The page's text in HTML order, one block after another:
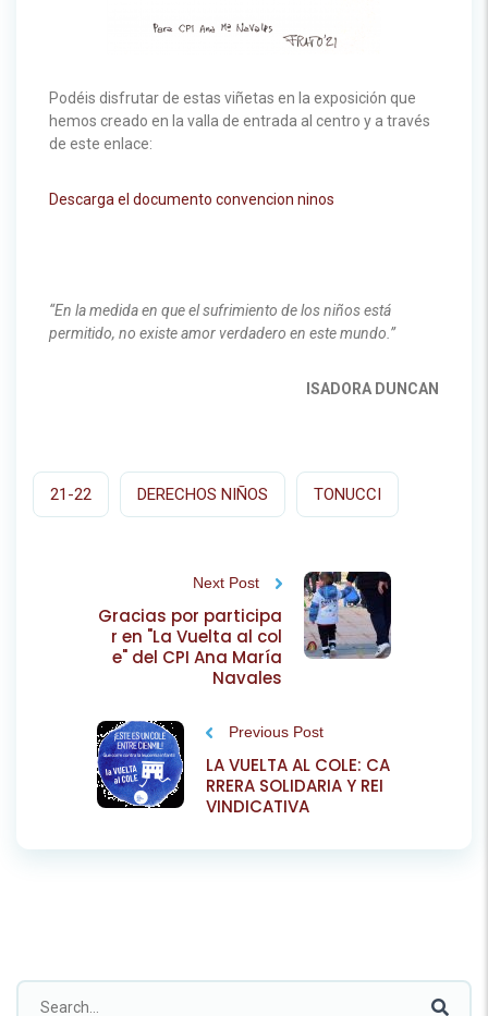
Podéis disfrutar de estas viñetas en la exposición que
hemos creado en la valla de entrada al centro y a través
de este enlace:
Descarga el documento convencion ninos
“En la medida en que el sufrimiento de los niños está
permitido, no existe amor verdadero en este mundo.”
ISADORA DUNCAN
21-22 DERECHOS NIÑOS TONUCCI
Previous Post
LA VUELTA AL COLE: CA
RRERA SOLIDARIA Y REI
VINDICATIVA
Next Post
Gracias por participa
r en "La Vuelta al col
e" del CPI Ana María
Navales